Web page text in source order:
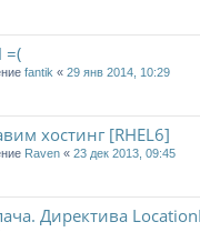
=(
fantik « 29 янв 2014, 10:29
хостинг [RHEL6]
Raven « 23 дек 2013, 09:45
Директива